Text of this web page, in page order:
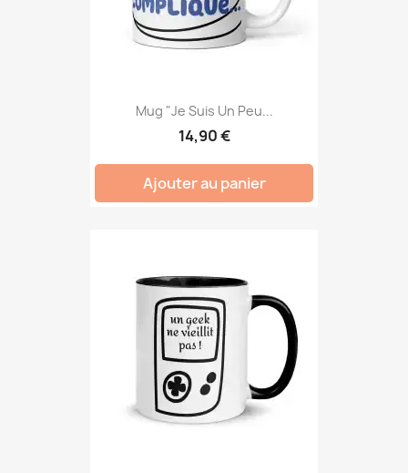
Mug "Je Suis Un Peu...
14,90 €
Ajouter au panier